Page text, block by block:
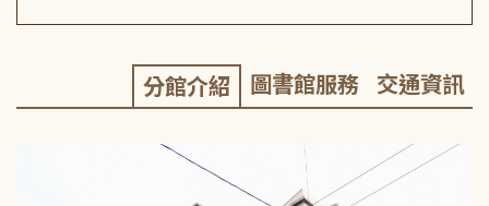
分館介紹 圖書館服務 交通資訊